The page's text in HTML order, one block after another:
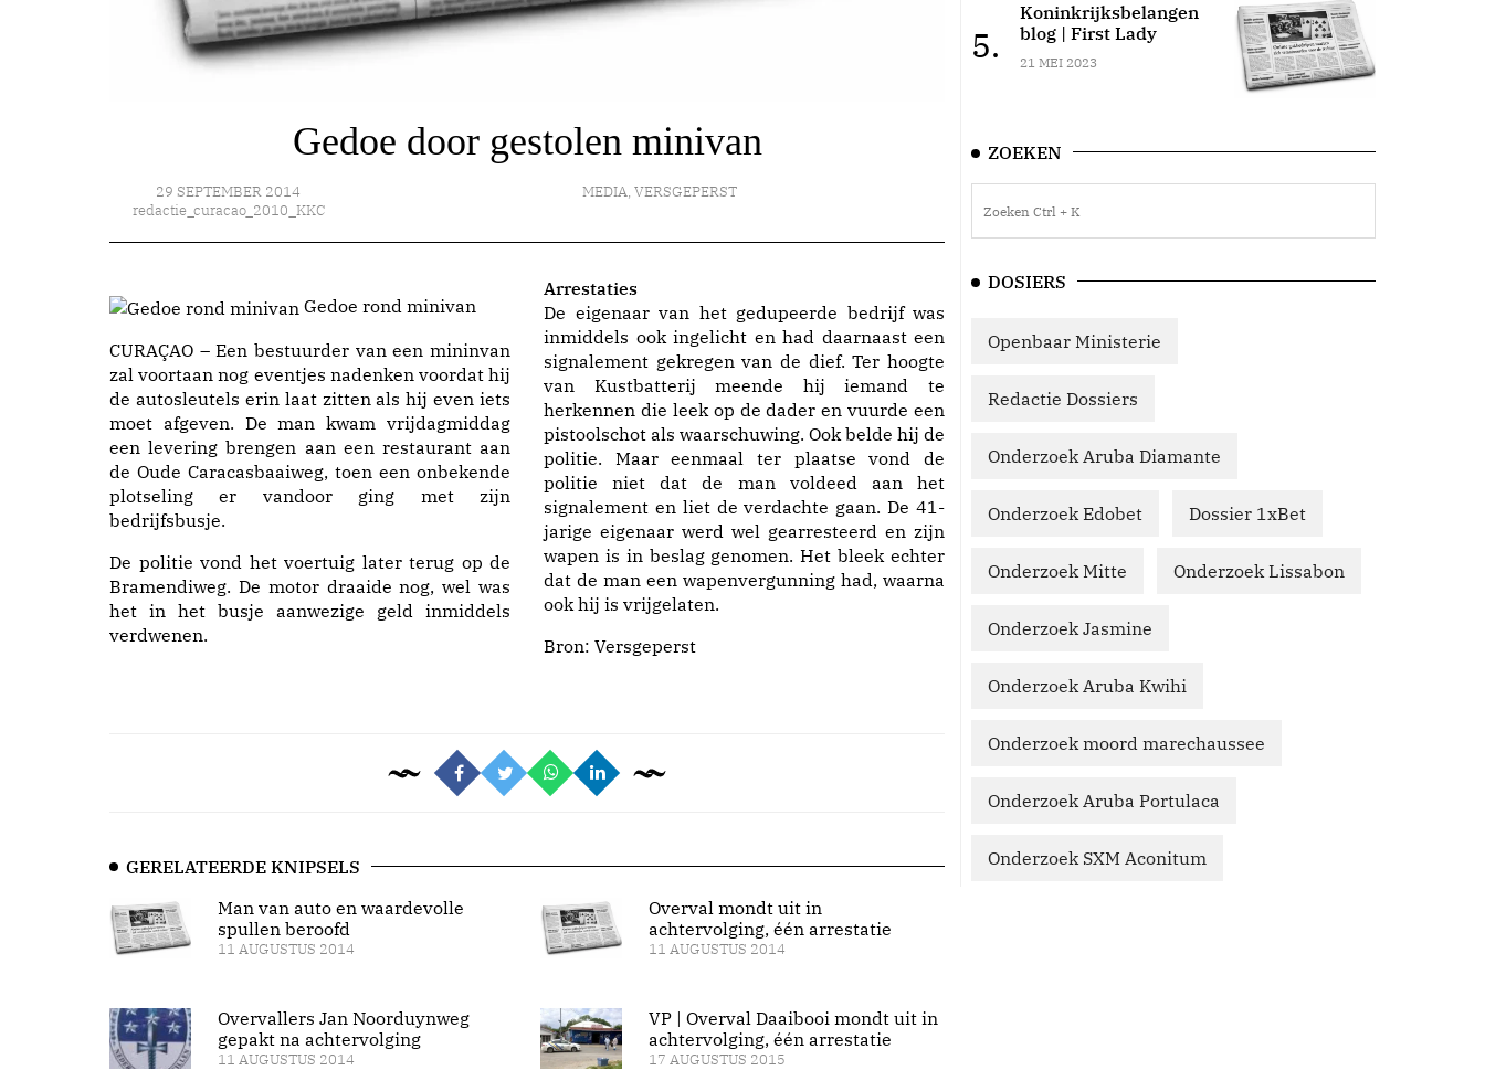
Gedoe door gestolen minivan
29 SEPTEMBER 2014
redactie_curacao_2010_KKC
MEDIA, VERSGEPERST
Gedoe rond minivan
CURAÇAO – Een bestuurder van een mininvan
zal voortaan nog eventjes nadenken voordat hij
de autosleutels erin laat zitten als hij even iets
moet afgeven. De man kwam vrijdagmiddag
een levering brengen aan een restaurant aan
de Oude Caracasbaaiweg, toen een onbekende
plotseling er vandoor ging met zijn
bedrijfsbusje.
De politie vond het voertuig later terug op de
Bramendiweg. De motor draaide nog, wel was
het in het busje aanwezige geld inmiddels
verdwenen.
Arrestaties
De eigenaar van het gedupeerde bedrijf was
inmiddels ook ingelicht en had daarnaast een
signalement gekregen van de dief. Ter hoogte
van Kustbatterij meende hij iemand te
herkennen die leek op de dader en vuurde een
pistoolschot als waarschuwing. Ook belde hij de
politie. Maar eenmaal ter plaatse vond de
politie niet dat de man voldeed aan het
signalement en liet de verdachte gaan. De 41-
jarige eigenaar werd wel gearresteerd en zijn
wapen is in beslag genomen. Het bleek echter
dat de man een wapenvergunning had, waarna
ook hij is vrijgelaten.
Bron: Versgeperst
GERELATEERDE KNIPSELS
Man van auto en waardevolle
spullen beroofd
11 AUGUSTUS 2014
Overvallers Jan Noorduynweg
gepakt na achtervolging
11 AUGUSTUS 2014
Overval mondt uit in
achtervolging, één arrestatie
11 AUGUSTUS 2014
VP | Overval Daaibooi mondt uit in
achtervolging, één arrestatie
17 AUGUSTUS 2015
5.
Koninkrijksbelangen
blog | First Lady
21 MEI 2023
ZOEKEN
DOSIERS
Openbaar Ministerie
Redactie Dossiers
Onderzoek Aruba Diamante
Onderzoek Edobet Dossier 1xBet
Onderzoek Mitte Onderzoek Lissabon
Onderzoek Jasmine
Onderzoek Aruba Kwihi
Onderzoek moord marechaussee
Onderzoek Aruba Portulaca
Onderzoek SXM Aconitum